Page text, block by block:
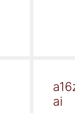
ai